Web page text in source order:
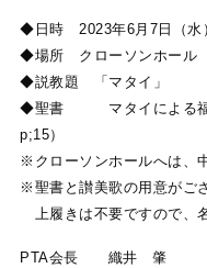
◆日時 2023年6月7日（水
◆場所 クローソンホール
◆説教題 「マタイ」
◆聖書 マタイによる福
p;15）
※クローソンホールへは、
※聖書と讃美歌の用意がご
上履きは不要ですので、
PTA会長 織井 肇